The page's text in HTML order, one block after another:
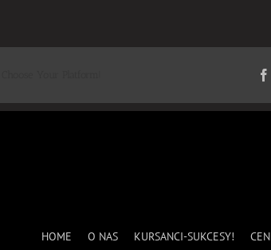
HOME O NAS KURSANCI-SUKCESY!